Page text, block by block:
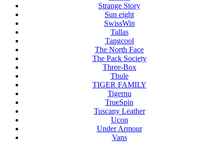
Strange Story
Sun eight
SwissWin
Tallas
Tangcool
The North Face
The Pack Society
Three-Box
Thule
TIGER FAMILY
Tigernu
TrueSpin
Tuscany Leather
Ucon
Under Armour
Vans